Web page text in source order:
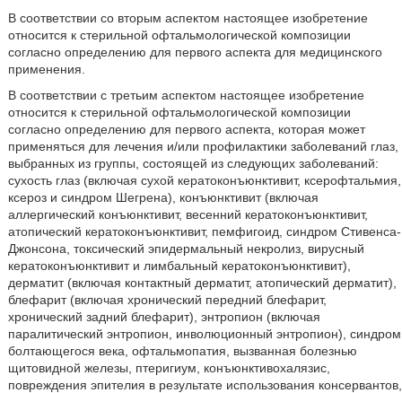
В соответствии со вторым аспектом настоящее изобретение
относится к стерильной офтальмологической композиции
согласно определению для первого аспекта для медицинского
применения.
В соответствии с третьим аспектом настоящее изобретение
относится к стерильной офтальмологической композиции
согласно определению для первого аспекта, которая может
применяться для лечения и/или профилактики заболеваний глаз,
выбранных из группы, состоящей из следующих заболеваний:
сухость глаз (включая сухой кератоконъюнктивит, ксерофтальмия,
ксероз и синдром Шегрена), конъюнктивит (включая
аллергический конъюнктивит, весенний кератоконъюнктивит,
атопический кератоконъюнктивит, пемфигоид, синдром Стивенса-
Джонсона, токсический эпидермальный некролиз, вирусный
кератоконъюнктивит и лимбальный кератоконъюнктивит),
дерматит (включая контактный дерматит, атопический дерматит),
блефарит (включая хронический передний блефарит,
хронический задний блефарит), энтропион (включая
паралитический энтропион, инволюционный энтропион), синдром
болтающегося века, офтальмопатия, вызванная болезнью
щитовидной железы, птеригиум, конъюнктивохалязис,
повреждения эпителия в результате использования консервантов,